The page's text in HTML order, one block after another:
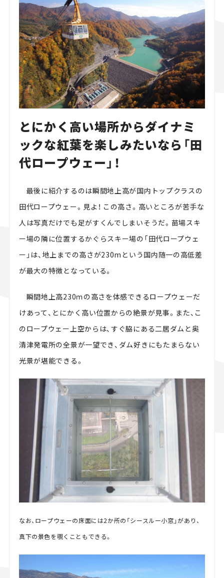
とにかく高い場所からダイナミ
ックな紅葉を楽しみたいなら「田
代ロープウェー」！
最後に紹介するのは瞬間地上高が国内トップクラスの
田代ロープウェー。見よ！ この高さ。高いところが苦手な
人は写真だけでも足がすくんでしまいそうだ。苗場スキ
ー場の隣に位置するかぐらスキー場の「田代ロープウェ
ー」は、地上までの高さが230mという国内随一の高低差
が最大の特徴となっている。
瞬間地上高230ｍの高さを体感できるロープウェーだ
けあって、とにかく高い位置からの絶景が見事。また、こ
のロープウェー上空からは、すぐ脇にある二居ダムと奥
清津発電所の全景が一望でき、ダム好きにもたまらない
光景が堪能できる。
なお、ロープウェーの床面には2か所の「シースルー小窓」があり、
真下の景色を覗くこともできる。